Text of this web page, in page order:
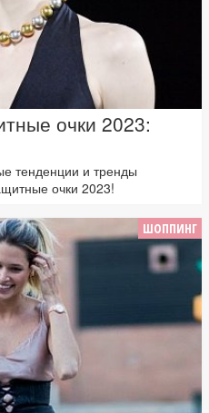
очки 2023:
тенденции и тренды
очки 2023!
ШОППИНГ